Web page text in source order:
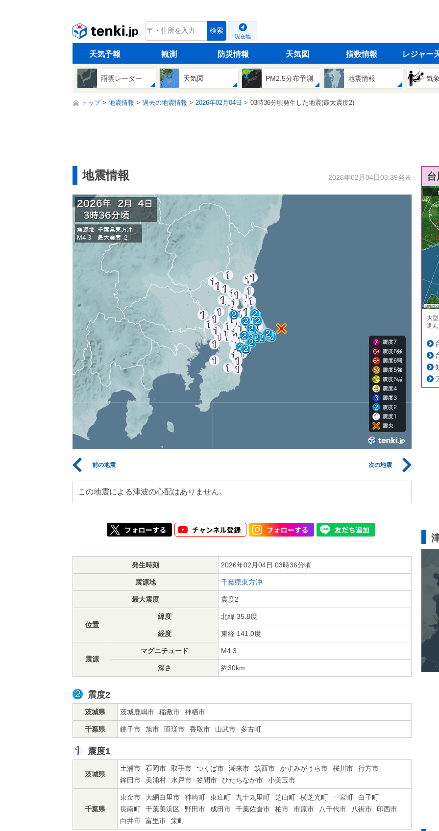
tenki.jp 検索
現在地
天気予報 観測 防災情報 天気図 指数情報 レジャー
雨雲レーダー 天気図 PM2.5分布予測 地震情報 気
トップ 地震情報 過去の地震情報 2026年02月04日 03時36分頃発生した地震(最大震度2)
地震情報 2026年02月04日03:39発表
前の地震 次の地震
この地震による津波の心配はありません。
発生時刻 2026年02月04日 03時36分頃
震源地 千葉県東方沖
最大震度 震度2
位置
緯度 北緯 35.8度
経度 東経 141.0度
震源
マグニチュード M4.3
深さ 約30km
震度2
茨城県 茨城鹿嶋市 稲敷市 神栖市
千葉県 銚子市 旭市 匝瑳市 香取市 山武市 多古町
震度1
茨城県
土浦市 石岡市 取手市 つくば市 潮来市 筑西市 かすみがうら市 桜川市
行方市
鉾田市
美浦村 水戸市 笠間市 ひたちなか市 小美玉市
千葉県
東金市 大網白里市 神崎町 東庄町 九十九里町 芝山町 横芝光町 一宮町
白子町
長南町
千葉美浜区 野田市 成田市 千葉佐倉市 柏市 市原市 八千代市 八街市
印西市
白井市
富里市 栄町
大
進